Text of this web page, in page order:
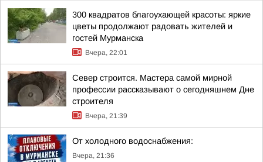
300 квадратов благоухающей красоты: яркие
цветы продолжают радовать жителей и
гостей Мурманска
Вчера, 22:01
Север строится. Мастера самой мирной
профессии рассказывают о сегодняшнем Дне
строителя
Вчера, 21:39
От холодного водоснабжения:
Вчера, 21:36